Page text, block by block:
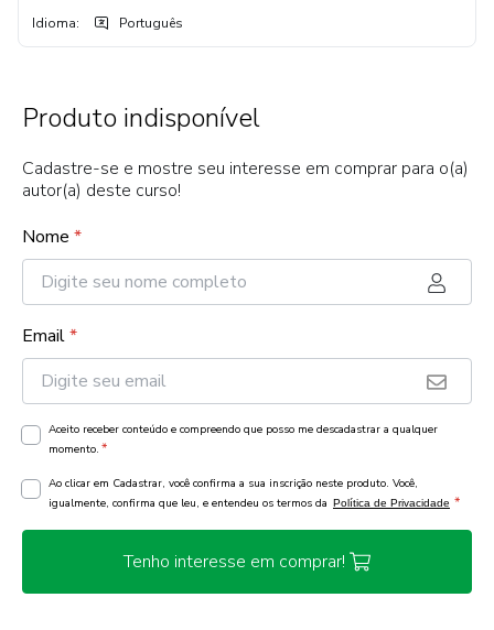
Idioma: Português
Produto indisponível
Cadastre-se e mostre seu interesse em comprar para o(a)
autor(a) deste curso!
Nome *
Email*
Aceito receber conteúdo e compreendo que posso me descadastrar a qualquer
momento. *
Ao clicar em Cadastrar, você confirma a sua inscrição neste produto. Você,
igualmente, confirma que leu, e entendeu os termos da Política de Privacidade *
Tenho interesse em comprar!